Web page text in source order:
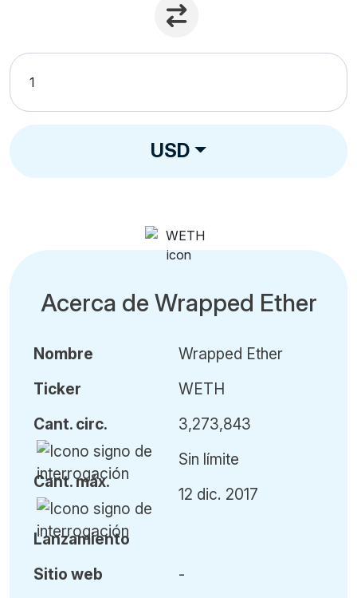
USD
Acerca de Wrapped Ether
Nombre
Ticker
Cant. circ.
Cant.máx.
Lanzamiento
Wrapped Ether
WETH
3,273,843
Sin límite
12 dic. 2017
Sitio web
-